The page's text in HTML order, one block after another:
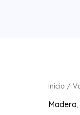
Inicio /
Madera